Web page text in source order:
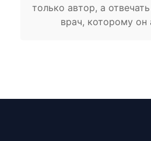
только автор, а
врач, которому он